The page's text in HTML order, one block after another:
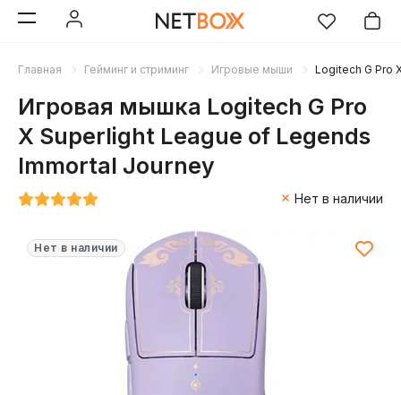
Главная Гейминг и стриминг Игровые мыши Logitech G Pro
Игровая мышка Logitech G Pro
X Superlight League of Legends
Immortal Journey
Нет в наличии
Нет в наличии